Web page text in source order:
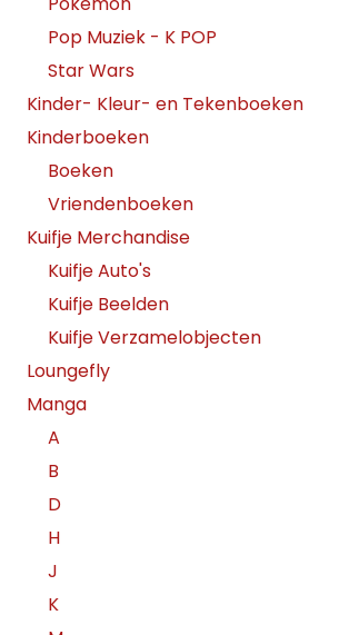
Pop Muziek - K POP
Star Wars
Kinder- Kleur- en Tekenboeken
Kinderboeken
Boeken
Vriendenboeken
Kuifje Merchandise
Kuifje Auto's
Kuifje Beelden
Kuifje Verzamelobjecten
Loungefly
Manga
A
B
D
H
J
K